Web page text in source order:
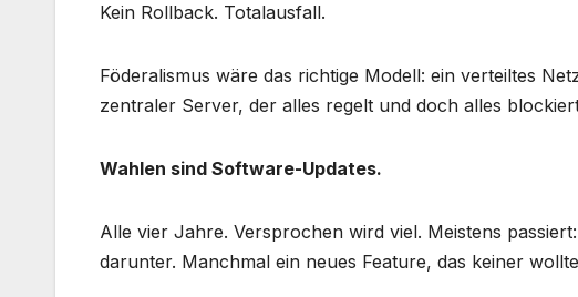
Kein Rollback. Totalausfall.
Föderalismus wäre das richtige Modell: ein verteiltes
zentraler Server, der alles regelt und doch alles
Wahlen sind Software-Updates.
Alle vier Jahre. Versprochen wird viel. Meistens
darunter. Manchmal ein neues Feature, das keiner